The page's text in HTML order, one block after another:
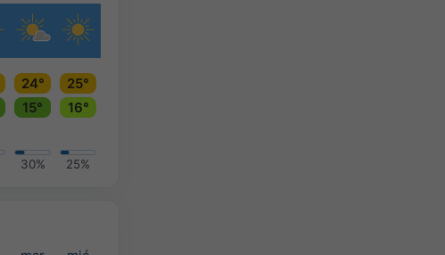
24°
25°
15°
16°
30% 25%